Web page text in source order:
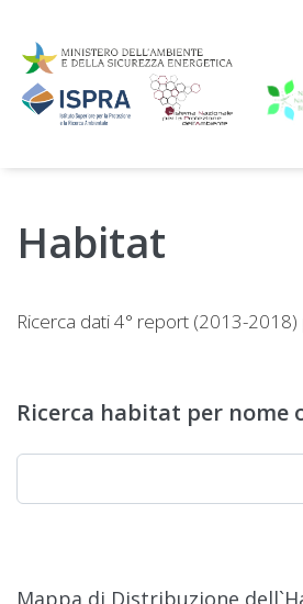
Habitat
Ricerca dati 4° report (2013-2018)
Ricerca habitat per nome
Mappa di Distribuzione